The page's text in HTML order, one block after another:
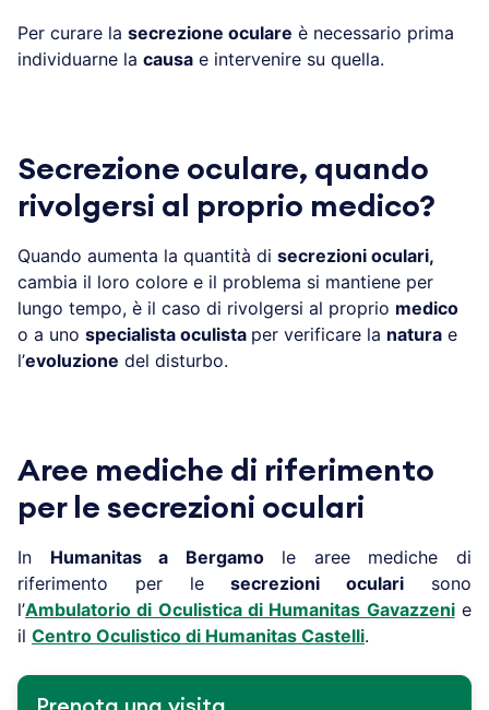
Per curare la secrezione oculare è necessario prima
individuarne la causa e intervenire su quella.
Secrezione oculare, quando
rivolgersi al proprio medico?
Quando aumenta la quantità di secrezioni oculari,
cambia il loro colore e il problema si mantiene per
lungo tempo, è il caso di rivolgersi al proprio medico
o a uno specialista oculista per verificare la natura e
l’evoluzione del disturbo.
Aree mediche di riferimento
per le secrezioni oculari
In Humanitas a Bergamo le aree mediche di
riferimento per le
secrezioni oculari sono
l’Ambulatorio di Oculistica di Humanitas Gavazzenie
il Centro Oculistico di Humanitas Castelli.